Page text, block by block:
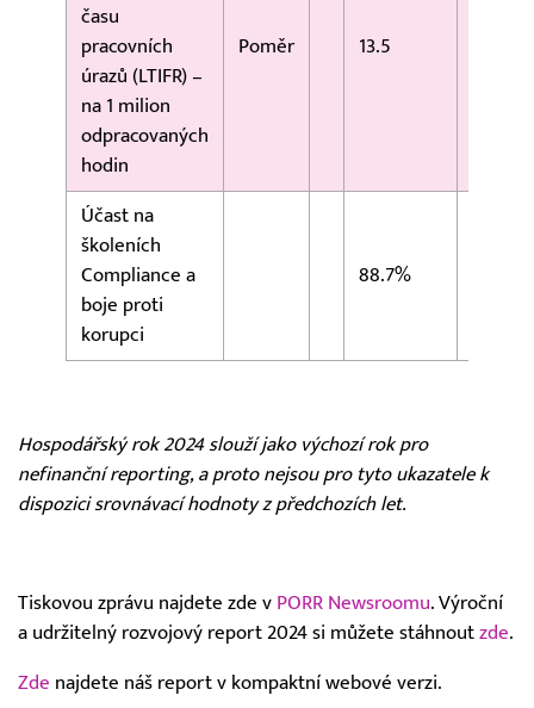
času
pracovních
úrazů (LTIFR) –
na 1 milion
odpracovaných
hodin
Poměr 13.5
Účast na
školeních
Compliance a
boje proti
korupci
88.7%
Hospodářský rok 2024 slouží jako výchozí rok pro
nefinanční reporting, a proto nejsou pro tyto ukazatele k
dispozici srovnávací hodnoty z předchozích let.
Tiskovou zprávu najdete zde v PORR Newsroomu. Výroční
a udržitelný rozvojový report 2024 si můžete stáhnout zde.
Zde najdete náš report v kompaktní webové verzi.